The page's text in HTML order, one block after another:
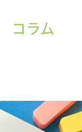
コラム